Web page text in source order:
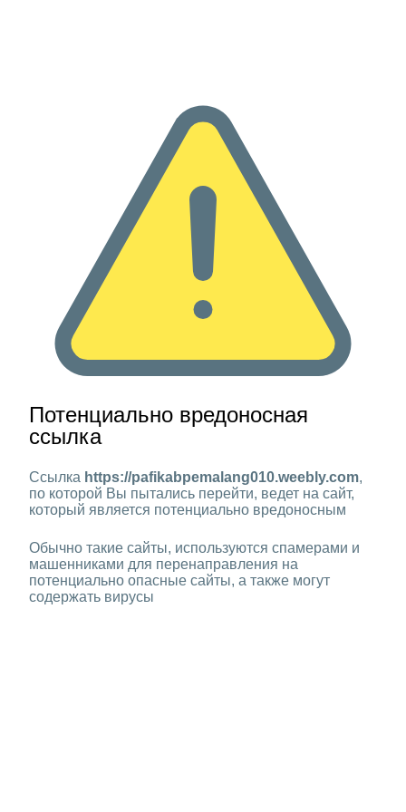
Потенциально вредоносная
ссылка
Ссылка https://pafikabpemalang010.weebly.com,
по которой Вы пытались перейти, ведет на сайт,
который является потенциально вредоносным
Обычно такие сайты, используются спамерами и
машенниками для перенаправления на
потенциально опасные сайты, а также могут
содержать вирусы